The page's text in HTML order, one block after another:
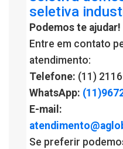
seletiva
Podemos te ajudar!
Entre em contato
atendimento:
Telefone: (11)
WhatsApp:
E-mail:
Se preferir